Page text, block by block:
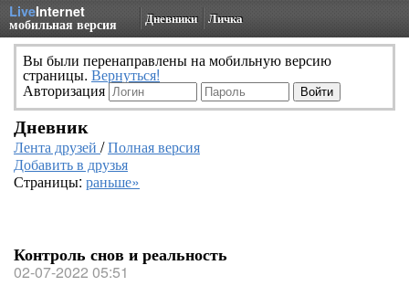
LiveInternet
мобильная версия Дневники Личка
Вы были перенаправлены на мобильную версию
страницы. Вернуться!
Авторизация
Дневник
Лента друзей /Полная версия
Добавить в друзья
Страницы: раньше»
Контроль снов и реальность
02-07-2022 05:51